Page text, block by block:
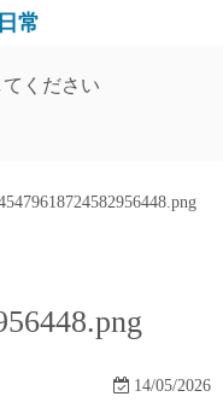
常
ください
14/05/2026